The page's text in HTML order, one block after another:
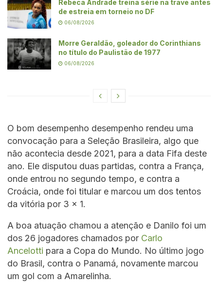
Rebeca Andrade treina série na trave antes
de estreia em torneio no DF
06/08/2026
Morre Geraldão, goleador do Corinthians
no título do Paulistão de 1977
06/08/2026
O bom desempenho desempenho rendeu uma
convocação para a Seleção Brasileira, algo que
não acontecia desde 2021, para a data Fifa deste
ano. Ele disputou duas partidas, contra a França,
onde entrou no segundo tempo, e contra a
Croácia, onde foi titular e marcou um dos tentos
da vitória por 3 x 1.
A boa atuação chamou a atenção e Danilo foi um
dos 26 jogadores chamados por Carlo
Ancelotti para a Copa do Mundo. No último jogo
do Brasil, contra o Panamá, novamente marcou
um gol com a Amarelinha.